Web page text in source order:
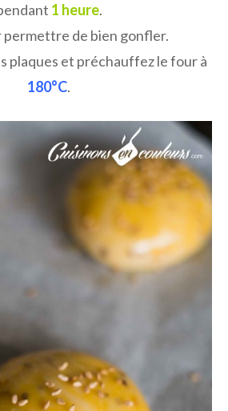
1 heure.
permettre de bien gonfler.
plaques et préchauffez le four à
180°C.